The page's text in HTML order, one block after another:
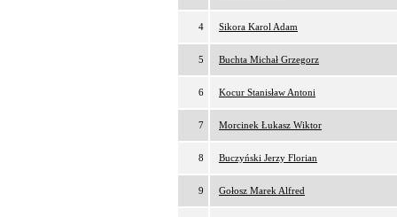
4 Sikora Karol Adam
5 Buchta Michał Grzegorz
6 Kocur Stanisław Antoni
7 Morcinek Łukasz Wiktor
8 Buczyński Jerzy Florian
9 Gołosz Marek Alfred